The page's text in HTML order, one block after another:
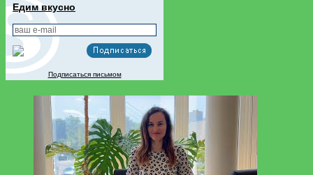
Едим вкусно
Подписаться письмом